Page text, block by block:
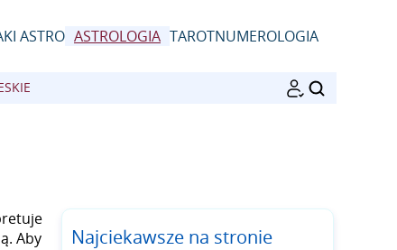
ASTRO ASTROLOGIA TAROTNUMEROLOGIA
Aby
Najciekawsze na stronie